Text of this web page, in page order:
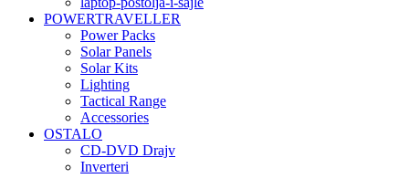
POWERTRAVELLER
Power Packs
Solar Panels
Solar Kits
Lighting
Tactical Range
Accessories
OSTALO
CD-DVD Drajv
Inverteri